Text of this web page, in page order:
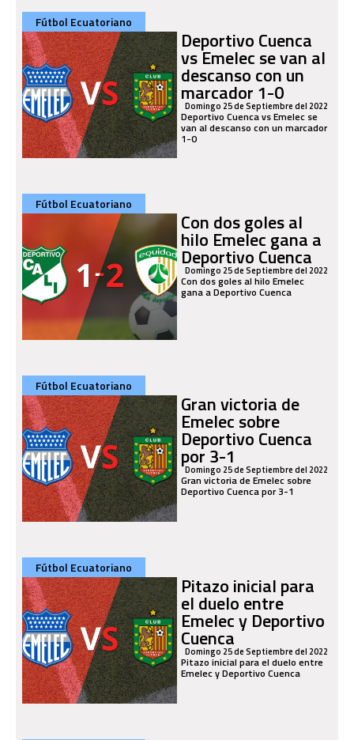
Fútbol Ecuatoriano
Deportivo Cuenca
vs Emelec se van al
descanso con un
marcador 1-0
Domingo 25 de Septiembre del 2022
Deportivo Cuenca vs Emelec se
van al descanso con un marcador
1-0
Fútbol Ecuatoriano
Con dos goles al
hilo Emelec gana a
Deportivo Cuenca
Domingo 25 de Septiembre del 2022
Con dos goles al hilo Emelec
gana a Deportivo Cuenca
Fútbol Ecuatoriano
Gran victoria de
Emelec sobre
Deportivo Cuenca
por 3-1
Domingo 25 de Septiembre del 2022
Gran victoria de Emelec sobre
Deportivo Cuenca por 3-1
Fútbol Ecuatoriano
Pitazo inicial para
el duelo entre
Emelec y Deportivo
Cuenca
Domingo 25 de Septiembre del 2022
Pitazo inicial para el duelo entre
Emelec y Deportivo Cuenca